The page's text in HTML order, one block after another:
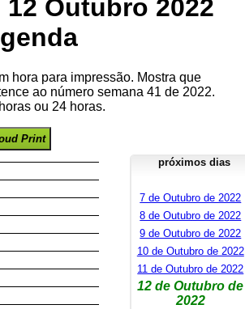
Outubro 2022
hora para impressão. Mostra que
ao número semana 41 de 2022.
ou 24 horas.
Print
próximos dias
7 de Outubro de 2022
8 de Outubro de 2022
9 de Outubro de 2022
10 de Outubro de 2022
11 de Outubro de 2022
12 de Outubro de
2022